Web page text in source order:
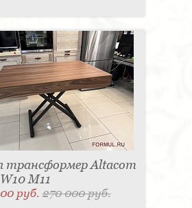
трансформер Altacom
M11
руб.270 000 руб.